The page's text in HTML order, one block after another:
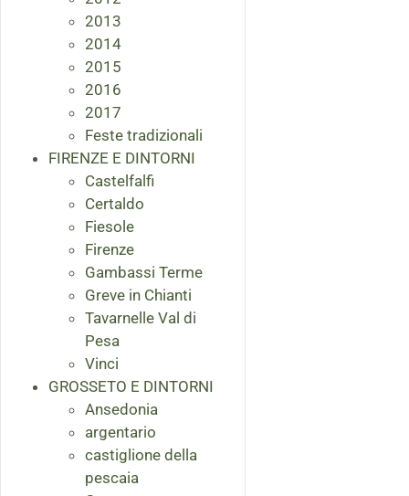
2013
2014
2015
2016
2017
Feste tradizionali
FIRENZE E DINTORNI
Castelfalfi
Certaldo
Fiesole
Firenze
Gambassi Terme
Greve in Chianti
Tavarnelle Val di
Pesa
Vinci
GROSSETO E DINTORNI
Ansedonia
argentario
castiglione della
pescaia